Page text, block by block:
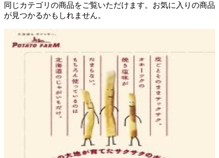
同じカテゴリの商品をご覧いただけます。お気に入りの商品
が見つかるかもしれません。